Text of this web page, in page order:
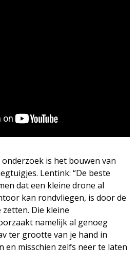
is het bouwen van
Lentink: “De beste
dat een kleine drone al
kan rondvliegen, is door de
Die kleine
namelijk al genoeg
ter grootte van je hand in
en misschien zelfs neer te laten